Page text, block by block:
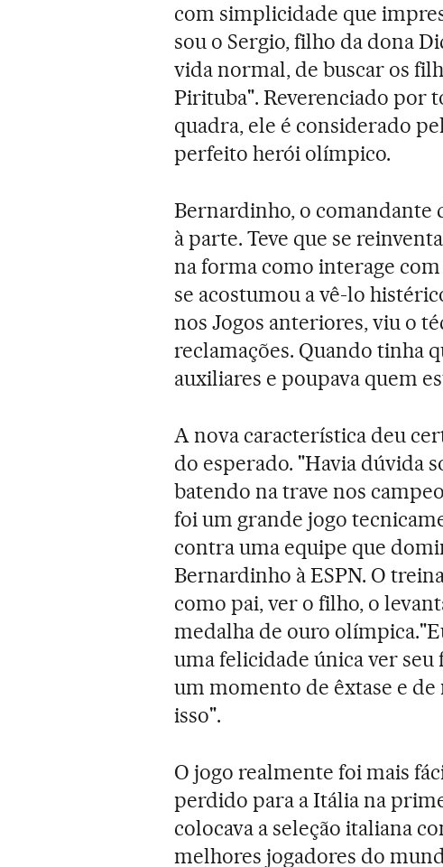
com simplicidade que
sou o Sergio, filho da dona
vida normal, de buscar os
Pirituba". Reverenciado por
quadra, ele é considerado
perfeito herói olímpico.
Bernardinho, o comandante
à parte. Teve que se
na forma como interage
se acostumou a vê-lo
nos Jogos anteriores, viu o
reclamações. Quando tinha
auxiliares e poupava quem
A nova característica deu
do esperado. "Havia dúvida
batendo na trave nos
foi um grande jogo
contra uma equipe que
Bernardinho à ESPN. O
como pai, ver o filho, o
medalha de ouro
uma felicidade única ver seu
um momento de êxtase e
isso".
O jogo realmente foi mais
perdido para a Itália na
colocava a seleção italiana
melhores jogadores do